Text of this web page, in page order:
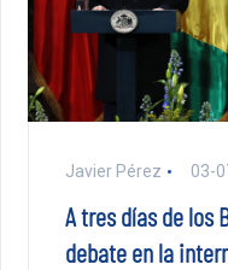
Javier Pérez 03-
A tres días de los
debate en la